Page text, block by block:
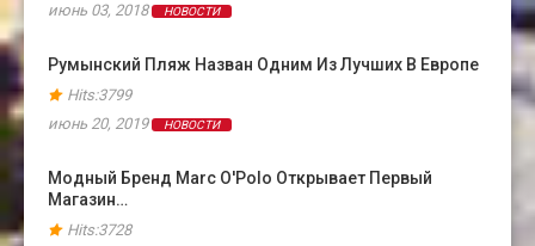
июнь 03, 2018
НОВОСТИ
Румынский Пляж Назван Одним Из Лучших В Европе
Hits:3799
июнь 20, 2019
НОВОСТИ
Модный Бренд Marc O'Polo Открывает Первый
Магазин…
Hits:3728